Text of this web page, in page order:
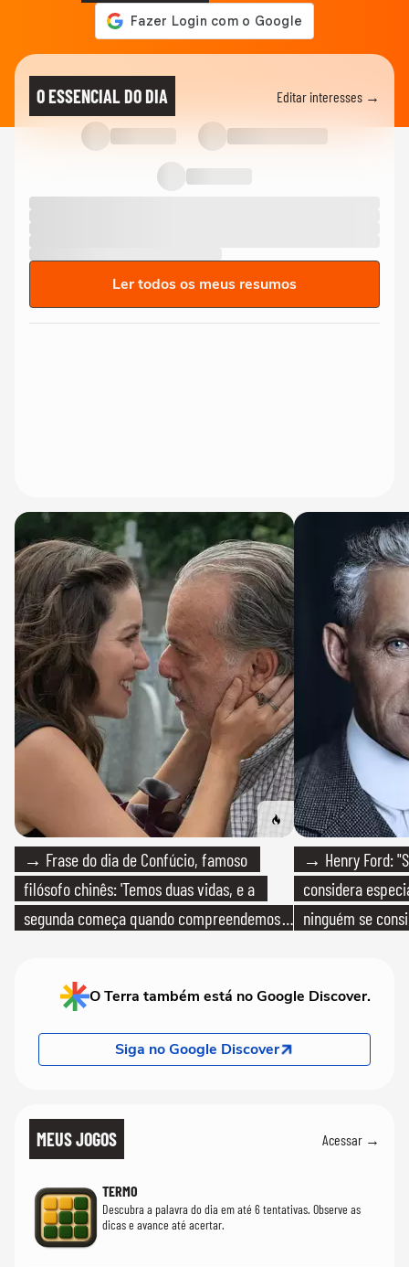
O ESSENCIAL DO DIA Editar interesses →
Ler todos os meus resumos
→ Frase do dia de Confúcio, famoso
filósofo chinês: 'Temos duas vidas, e a
segunda começa quando compreendemos
→ Henry Ford:
considera
ninguém se
O Terra também está no Google Discover.
Siga no Google Discover
MEUS JOGOS Acessar →
TERMO
Descubra a palavra do dia em até 6 tentativas. Observe as
dicas e avance até acertar.